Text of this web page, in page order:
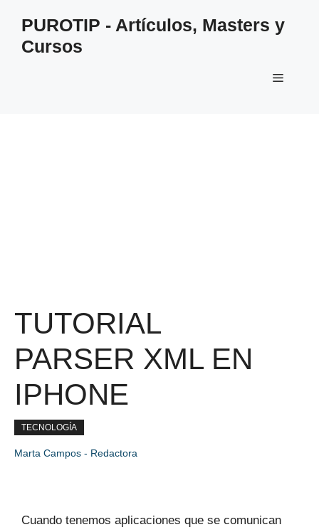
contenido
PUROTIP - Artículos, Masters y
Cursos
Menú
TUTORIAL
PARSER XML EN
IPHONE
TECNOLOGÍA
Marta Campos - Redactora
Cuando tenemos aplicaciones que se comunican